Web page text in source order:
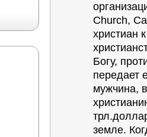
Church,
христиан
Богу,
передает
мужчина,
земле.